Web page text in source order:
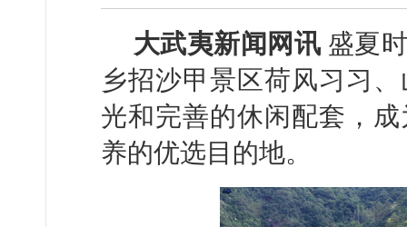
大武夷新闻网讯 盛夏
乡招沙甲景区荷风习习
光和完善的休闲配套，
养的优选目的地。